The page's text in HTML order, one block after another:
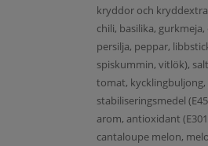
kryddor och
chili, basilika,
persilja, peppar,
spiskummin, vitlök),
tomat, kycklingbuljong,
stabiliseringsmedel
arom, antioxidant
cantaloupe melon,